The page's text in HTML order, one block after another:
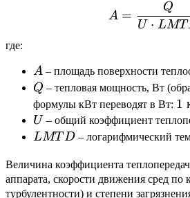
A =
A =
U ⋅ LMT
Q
где:
A
A – площадь поверхности
Q
Q – тепловая мощность, Вт
формулы кВт переводят в Вт: 1
U
U – общий коэффициент
LMTD
LMT D – логарифмический
Величина коэффициента
аппарата, скорости движения сред по
турбулентности) и степени